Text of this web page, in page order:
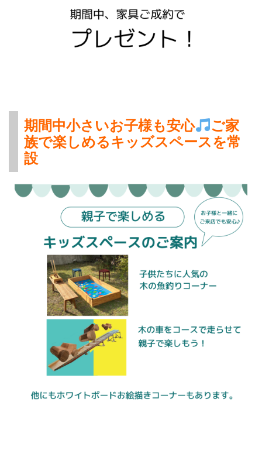
期間中小さいお子様も安心
ご家
族で楽しめるキッズスペースを常
設